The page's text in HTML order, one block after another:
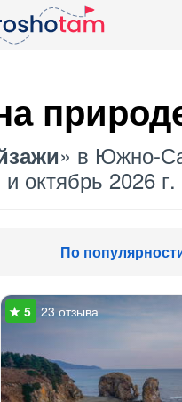
» в Южно-
октябрь 2026 г.
По
23 отзыва